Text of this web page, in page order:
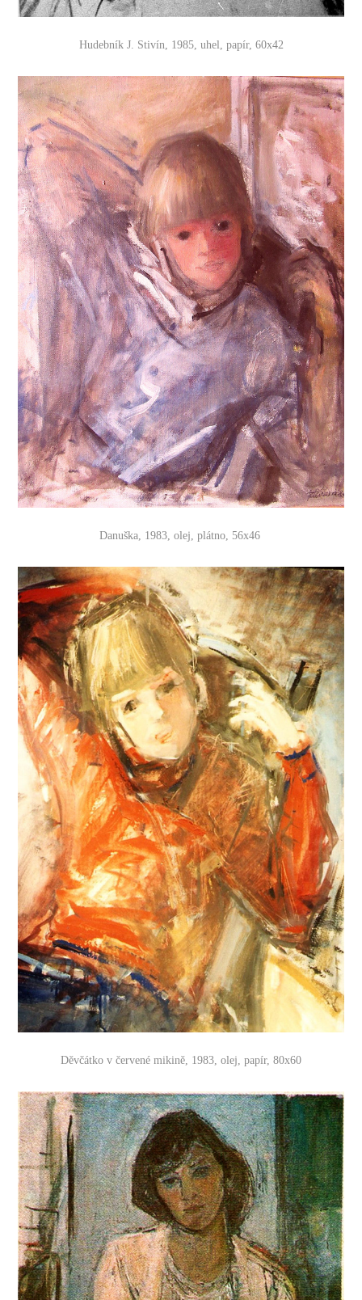
Hudebník J. Stivín, 1985, uhel, papír, 60x42
Danuška, 1983, olej, plátno, 56x46
Děvčátko v červené mikině, 1983, olej, papír, 80x60